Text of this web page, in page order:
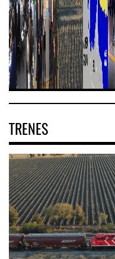
TRENES